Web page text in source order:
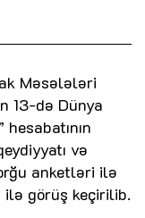
Məsələləri
13-də Dünya
və
anketləri ilə
ilə görüş keçirilib.